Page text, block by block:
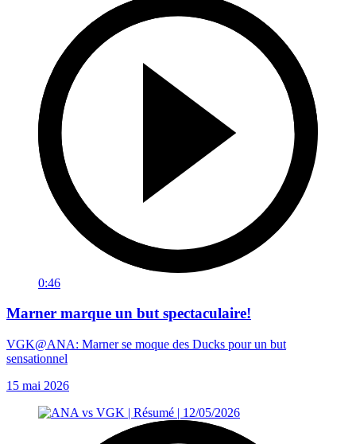
0:46
Marner marque un but spectaculaire!
VGK@ANA: Marner se moque des Ducks pour un but
sensationnel
15 mai 2026